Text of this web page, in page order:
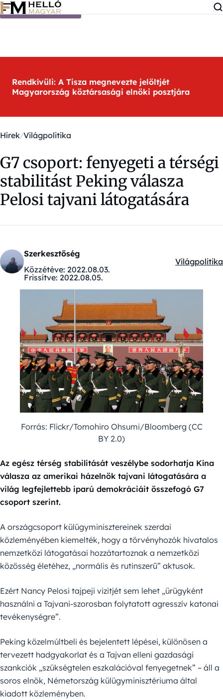
Ugrás a tartalomra
Rendkívüli: A Tisza megnevezte jelöltjét
Magyarország köztársasági elnöki posztjára
Hírek Világpolitika
G7 csoport: fenyegeti a térségi
stabilitást Peking válasza
Pelosi tajvani látogatására
Szerkesztőség
Közzétéve: 2022.08.03.
Frissítve: 2022.08.05.
Kategóriák:
Világpolitika
Forrás: Flickr/Tomohiro Ohsumi/Bloomberg (CC
BY 2.0)
Az egész térség stabilitását veszélybe sodorhatja Kína
válasza az amerikai házelnök tajvani látogatására a
világ legfejlettebb iparú demokráciáit összefogó G7
csoport szerint.
A országcsoport külügyminisztereinek szerdai
közleményében kiemelték, hogy a törvényhozók hivatalos
nemzetközi látogatásai hozzátartoznak a nemzetközi
közösség életéhez, „normális és rutinszerű” aktusok.
Ezért Nancy Pelosi tajpeji vizitjét sem lehet „ürügyként
használni a Tajvani-szorosban folytatott agresszív katonai
tevékenységre”.
Peking közelmúltbeli és bejelentett lépései, különösen a
tervezett hadgyakorlat és a Tajvan elleni gazdasági
szankciók „szükségtelen eszkalációval fenyegetnek” – áll a
soros elnök, Németország külügyminisztériuma által
kiadott közleményben.